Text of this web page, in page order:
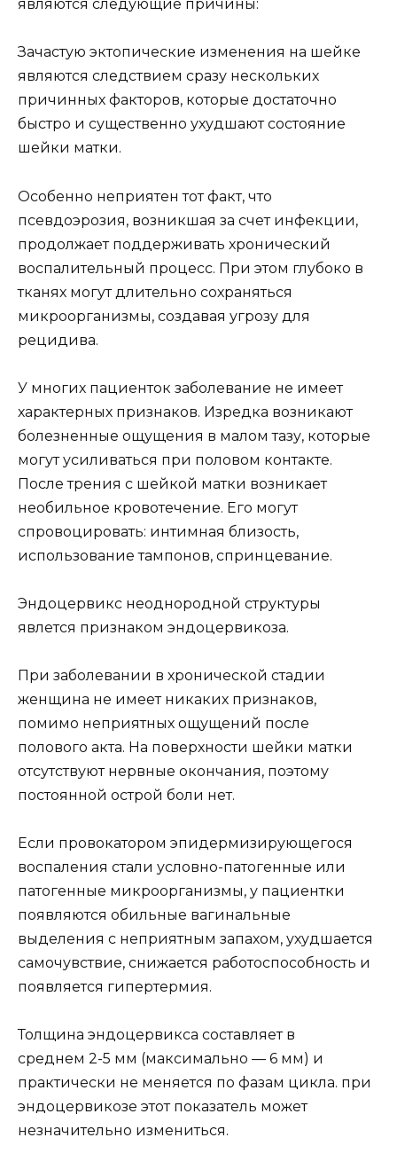
являются следующие причины:
Зачастую эктопические изменения на шейке
являются следствием сразу нескольких
причинных факторов, которые достаточно
быстро и существенно ухудшают состояние
шейки матки.
Особенно неприятен тот факт, что
псевдоэрозия, возникшая за счет инфекции,
продолжает поддерживать хронический
воспалительный процесс. При этом глубоко в
тканях могут длительно сохраняться
микроорганизмы, создавая угрозу для
рецидива.
У многих пациенток заболевание не имеет
характерных признаков. Изредка возникают
болезненные ощущения в малом тазу, которые
могут усиливаться при половом контакте.
После трения с шейкой матки возникает
необильное кровотечение. Его могут
спровоцировать: интимная близость,
использование тампонов, спринцевание.
Эндоцервикс неоднородной структуры
явлется признаком эндоцервикоза.
При заболевании в хронической стадии
женщина не имеет никаких признаков,
помимо неприятных ощущений после
полового акта. На поверхности шейки матки
отсутствуют нервные окончания, поэтому
постоянной острой боли нет.
Если провокатором эпидермизирующегося
воспаления стали условно-патогенные или
патогенные микроорганизмы, у пациентки
появляются обильные вагинальные
выделения с неприятным запахом, ухудшается
самочувствие, снижается работоспособность и
появляется гипертермия.
Толщина эндоцервикса составляет в
среднем 2-5 мм (максимально — 6 мм) и
практически не меняется по фазам цикла. при
эндоцервикозе этот показатель может
незначительно измениться.